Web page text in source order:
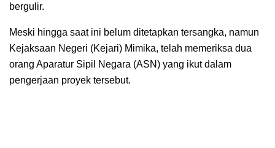
bergulir.
Meski hingga saat ini belum ditetapkan tersangka, namun
Kejaksaan Negeri (Kejari) Mimika, telah memeriksa dua
orang Aparatur Sipil Negara (ASN) yang ikut dalam
pengerjaan proyek tersebut.